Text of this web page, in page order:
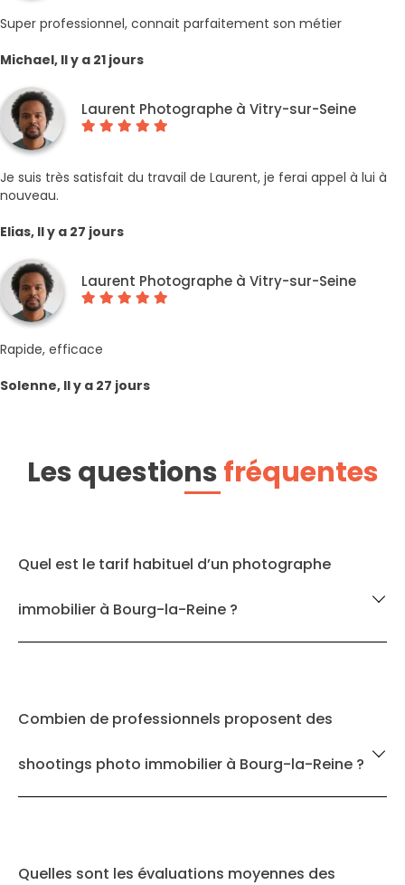
Super professionnel, connait parfaitement son métier
Michael, Il y a 21 jours
Laurent Photographe à Vitry-sur-Seine
Je suis très satisfait du travail de Laurent, je ferai appel à lui à
nouveau.
Elias, Il y a 27 jours
Laurent Photographe à Vitry-sur-Seine
Rapide, efficace
Solenne, Il y a 27 jours
Les questionsfréquentes
Quel est le tarif habituel d’un photographe
immobilier à Bourg-la-Reine ?
Combien de professionnels proposent des
shootings photo immobilier à Bourg-la-Reine ?
Quelles sont les évaluations moyennes des